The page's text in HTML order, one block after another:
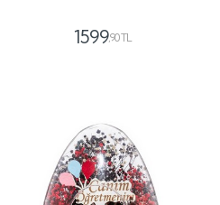
1599,90 TL